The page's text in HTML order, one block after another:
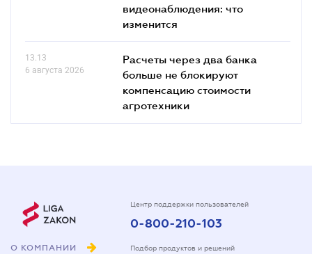
видеонаблюдения: что
изменится
13.13
6 августа 2026
Расчеты через два банка
больше не блокируют
компенсацию стоимости
агротехники
О КОМПАНИИ
Центр поддержки пользователей
0-800-210-103
Подбор продуктов и решений